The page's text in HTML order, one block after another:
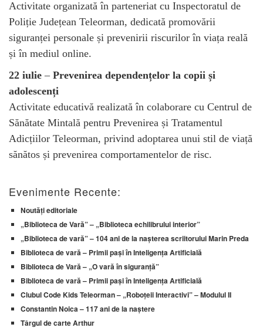
Activitate organizată în parteneriat cu Inspectoratul de
Poliție Județean Teleorman, dedicată promovării
siguranței personale și prevenirii riscurilor în viața reală
și în mediul online.
22 iulie – Prevenirea dependențelor la copii și
adolescenți
Activitate educativă realizată în colaborare cu Centrul de
Sănătate Mintală pentru Prevenirea și Tratamentul
Adicțiilor Teleorman, privind adoptarea unui stil de viață
sănătos și prevenirea comportamentelor de risc.
Evenimente Recente:
Noutăți editoriale
„Biblioteca de Vară” – „Biblioteca echilibrului interior”
„Biblioteca de vară” – 104 ani de la nașterea scriitorului Marin Preda
Biblioteca de vară – Primii pași în Inteligența Artificială
Biblioteca de Vară – „O vară în siguranță”
Biblioteca de vară – Primii pași în Inteligența Artificială
Clubul Code Kids Teleorman – „Roboțeii Interactivi” – Modulul II
Constantin Noica – 117 ani de la naștere
Târgul de carte Arthur